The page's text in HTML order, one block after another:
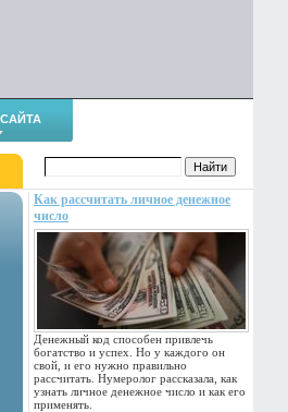
Как рассчитать личное денежное
число
Денежный код способен привлечь
богатство и успех. Но у каждого он
свой, и его нужно правильно
рассчитать. Нумеролог рассказала, как
узнать личное денежное число и как его
применять.